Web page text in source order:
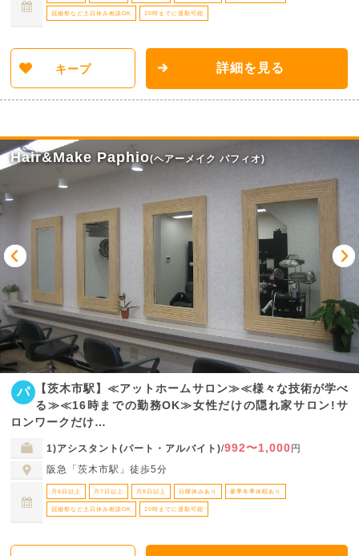
冠婚祭など土日休み相談OK 20時までに退勤可能
キープ 詳細を見る
Hair&Make Paphio(ヘアーメイク パフィオ)
パ
【茨木市駅】≪アットホームサロン≫≪様々な技術が学べ
る≫≪16時までの勤務OK≫女性だけの隠れ家サロン!サ
ロンワークだけ…
1)アシスタント(パート・アルバイト)/992〜1,000円
阪急「茨木市駅」徒歩5分
月6日以上 月7日以上 月8日以上 日曜休みあり 夏季冬季休暇あり
冠婚祭など土日休み相談OK 20時までに退勤可能